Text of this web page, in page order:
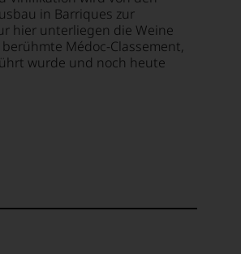
in Barriques zur
hier unterliegen die Weine
Médoc-Classement,
wurde und noch heute